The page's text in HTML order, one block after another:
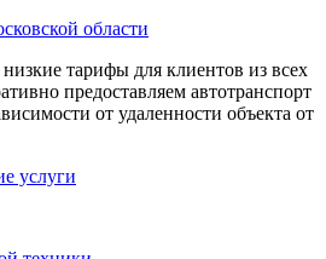
области
тарифы для клиентов из всех
предоставляем автотранспорт
от удаленности объекта от
услуги